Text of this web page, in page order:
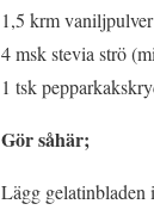
1,5 krm vaniljpulver
4 msk stevia strö
1 tsk
Gör såhär;
Lägg gelatinbladen